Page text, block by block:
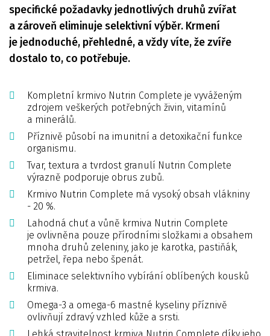
specifické požadavky jednotlivých druhů zvířat
a zároveň eliminuje selektivní výběr. Krmení
je jednoduché, přehledné, a vždy víte, že zvíře
dostalo to, co potřebuje.
Kompletní krmivo Nutrin Complete je vyváženým
zdrojem veškerých potřebných živin, vitamínů
a minerálů.
Příznivě působí na imunitní a detoxikační funkce
organismu.
Tvar, textura a tvrdost granulí Nutrin Complete
výrazně podporuje obrus zubů.
Krmivo Nutrin Complete má vysoký obsah vlákniny
- 20 %.
Lahodná chuť a vůně krmiva Nutrin Complete
je ovlivněna pouze přírodními složkami a obsahem
mnoha druhů zeleniny, jako je karotka, pastiňák,
petržel, řepa nebo špenát.
Eliminace selektivního vybírání oblíbených kousků
krmiva.
Omega-3 a omega-6 mastné kyseliny příznivě
ovlivňují zdravý vzhled kůže a srsti.